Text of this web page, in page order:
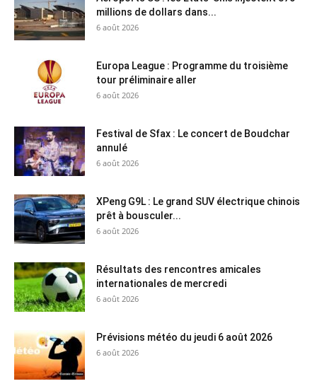
millions de dollars dans...
6 août 2026
Europa League : Programme du troisième
tour préliminaire aller
6 août 2026
Festival de Sfax : Le concert de Boudchar
annulé
6 août 2026
XPeng G9L : Le grand SUV électrique chinois
prêt à bousculer...
6 août 2026
Résultats des rencontres amicales
internationales de mercredi
6 août 2026
Prévisions météo du jeudi 6 août 2026
6 août 2026